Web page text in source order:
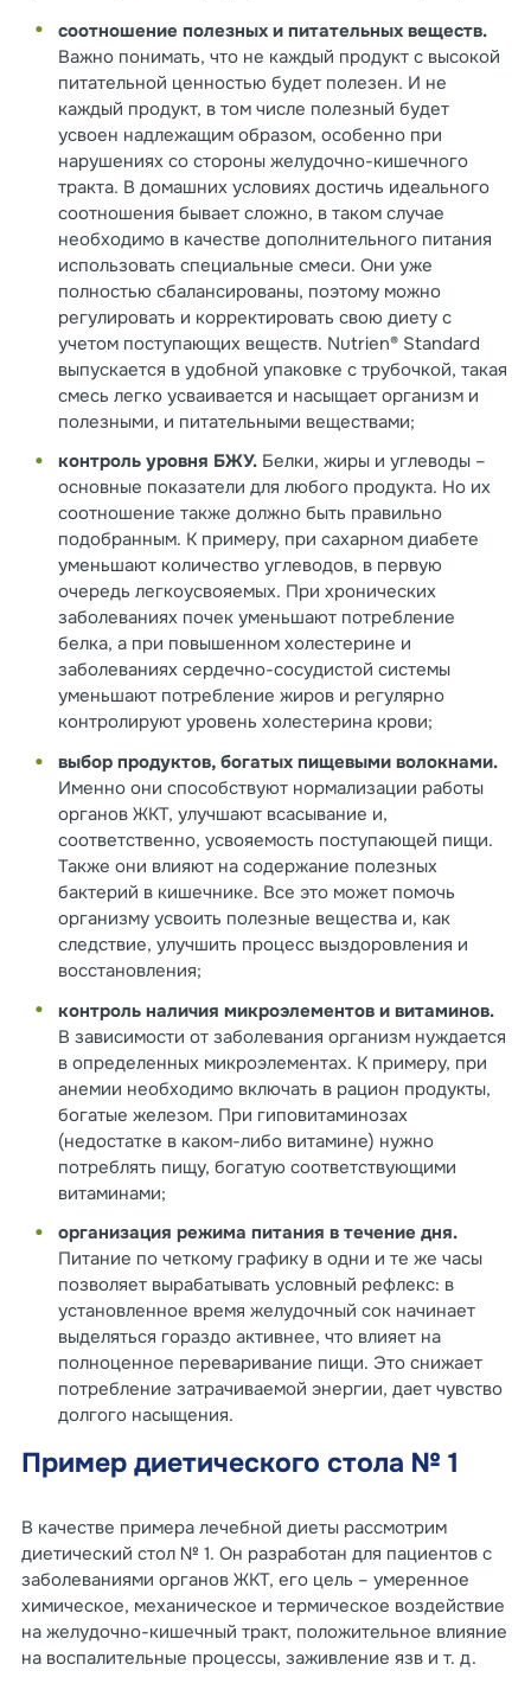
соотношение полезных и питательных веществ.
Важно понимать, что не каждый продукт с высокой
питательной ценностью будет полезен. И не
каждый продукт, в том числе полезный будет
усвоен надлежащим образом, особенно при
нарушениях со стороны желудочно-кишечного
тракта. В домашних условиях достичь идеального
соотношения бывает сложно, в таком случае
необходимо в качестве дополнительного питания
использовать специальные смеси. Они уже
полностью сбалансированы, поэтому можно
регулировать и корректировать свою диету с
учетом поступающих веществ. Nutrien® Standard
выпускается в удобной упаковке с трубочкой, такая
смесь легко усваивается и насыщает организм и
полезными, и питательными веществами;
контроль уровня БЖУ.Белки, жиры и углеводы –
основные показатели для любого продукта. Но их
соотношение также должно быть правильно
подобранным. К примеру, при сахарном диабете
уменьшают количество углеводов, в первую
очередь легкоусвояемых. При хронических
заболеваниях почек уменьшают потребление
белка, а при повышенном холестерине и
заболеваниях сердечно-сосудистой системы
уменьшают потребление жиров и регулярно
контролируют уровень холестерина крови;
выбор продуктов, богатых пищевыми волокнами.
Именно они способствуют нормализации работы
органов ЖКТ, улучшают всасывание и,
соответственно, усвояемость поступающей пищи.
Также они влияют на содержание полезных
бактерий в кишечнике. Все это может помочь
организму усвоить полезные вещества и, как
следствие, улучшить процесс выздоровления и
восстановления;
контроль наличия микроэлементов и витаминов.
В зависимости от заболевания организм нуждается
в определенных микроэлементах. К примеру, при
анемии необходимо включать в рацион продукты,
богатые железом. При гиповитаминозах
(недостатке в каком-либо витамине) нужно
потреблять пищу, богатую соответствующими
витаминами;
организация режима питания в течение дня.
Питание по четкому графику в одни и те же часы
позволяет вырабатывать условный рефлекс: в
установленное время желудочный сок начинает
выделяться гораздо активнее, что влияет на
полноценное переваривание пищи. Это снижает
потребление затрачиваемой энергии, дает чувство
долгого насыщения.
Пример диетического стола № 1
В качестве примера лечебной диеты рассмотрим
диетический стол № 1. Он разработан для пациентов с
заболеваниями органов ЖКТ, его цель – умеренное
химическое, механическое и термическое воздействие
на желудочно-кишечный тракт, положительное влияние
на воспалительные процессы, заживление язв и т. д.